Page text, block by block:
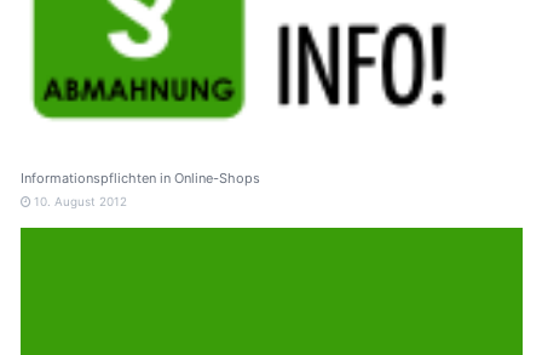
Informationspflichten in Online-Shops
10. August 2012